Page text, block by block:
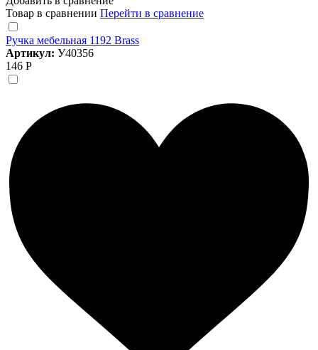
Товар в сравнении Перейти в сравнение
Ручка мебельная 1192 Brass
Артикул: У40356
146 Р